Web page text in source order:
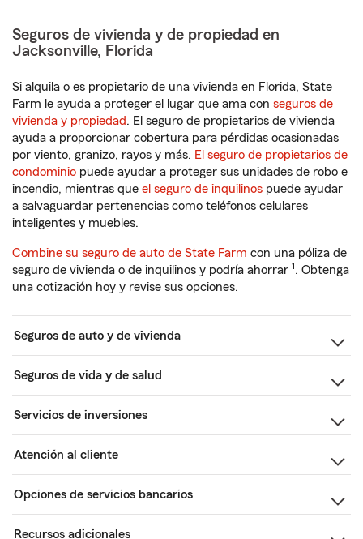
Seguros de vivienda y de propiedad en
Jacksonville, Florida
Si alquila o es propietario de una vivienda en Florida, State
Farm le ayuda a proteger el lugar que ama con seguros de
vivienda y propiedad. El seguro de propietarios de vivienda
ayuda a proporcionar cobertura para pérdidas ocasionadas
por viento, granizo, rayos y más. El seguro de propietarios de
condominio puede ayudar a proteger sus unidades de robo e
incendio, mientras que el seguro de inquilinos puede ayudar
a salvaguardar pertenencias como teléfonos celulares
inteligentes y muebles.
Combine su seguro de auto de State Farm con una póliza de
seguro de vivienda o de inquilinos y podría ahorrar 1. Obtenga
una cotización hoy y revise sus opciones.
Seguros de auto y de vivienda
Seguros de vida y de salud
Servicios de inversiones
Atención al cliente
Opciones de servicios bancarios
Recursos adicionales